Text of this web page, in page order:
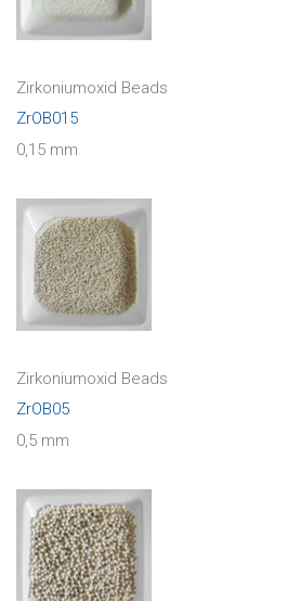
Zirkoniumoxid Beads
ZrOB015
0,15 mm
Zirkoniumoxid Beads
ZrOB05
0,5 mm